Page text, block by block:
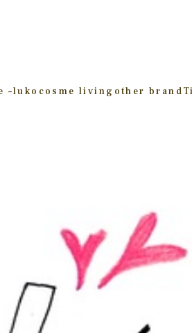
–luko cosme living other brand